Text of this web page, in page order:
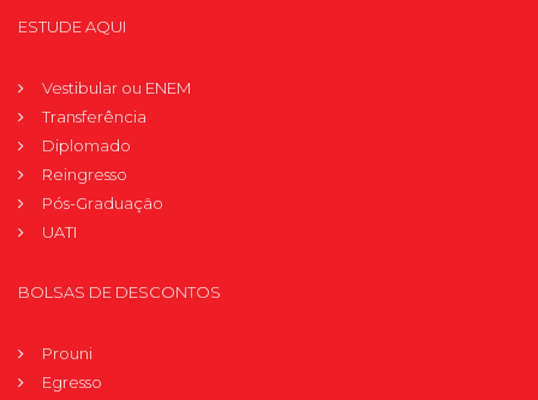
ESTUDE AQUI
Vestibular ou ENEM
Transferência
Diplomado
Reingresso
Pós-Graduação
UATI
BOLSAS DE DESCONTOS
Prouni
Egresso